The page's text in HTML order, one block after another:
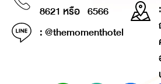
8621 หรือ 6566
: @themomenthotel